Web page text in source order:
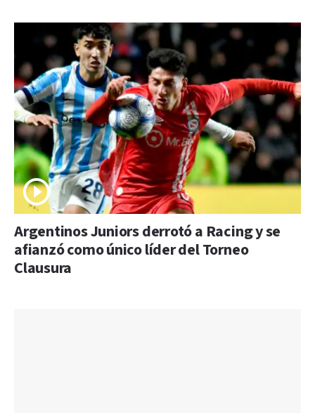
Argentinos Juniors derrotó a Racing y se
afianzó como único líder del Torneo
Clausura